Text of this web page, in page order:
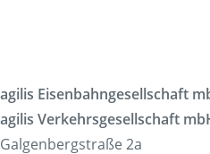
agilis Eisenbahngesellschaft
agilis Verkehrsgesellschaft
Galgenbergstraße 2a